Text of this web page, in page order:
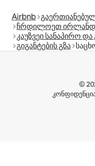
Airbnb
ჩრდილოეთ
კაუზვეი სანაპირო
გიგანტების გზა
©